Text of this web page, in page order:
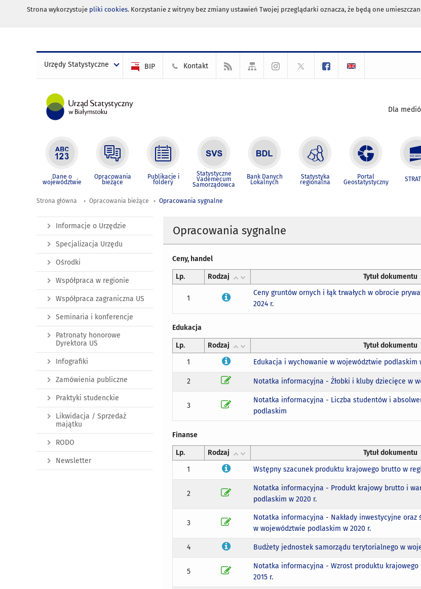
Strona wykorzystuje pliki cookies. Korzystanie z witryny bez zmiany ustawień Twojej przeglądarki oznacza, że będą one
Urzędy Statystyczne BIP Kontakt
Dla
Dane o
województwie
Opracowania
bieżące
Publikacje i
foldery
Statystyczne
Vademecum
Samorządowca
Bank Danych
Lokalnych
Statystyka
regionalna
Portal
Geostatystyczny
Strona główna Opracowania bieżące Opracowania sygnalne
Opracowania sygnalne
Ceny, handel
Lp. Rodzaj Tytuł dokumentu
1
Ceny gruntów ornych i łąk trwałych w obrocie
2024 r.
Edukacja
Lp. Rodzaj Tytuł dokumentu
1
Edukacja i wychowanie w województwie podlaskim
2 Notatka informacyjna - Żłobki i kluby dziecięce w
3
Notatka informacyjna - Liczba studentów i
podlaskim
Finanse
Lp. Rodzaj Tytuł dokumentu
1
Wstępny szacunek produktu krajowego brutto w
2
Notatka informacyjna - Produkt krajowy brutto i
podlaskim w 2020 r.
3
Notatka informacyjna - Nakłady inwestycyjne oraz
w województwie podlaskim w 2020 r.
4 Budżety jednostek samorządu terytorialnego w
5
Notatka informacyjna - Wzrost produktu
2015 r.
Informacje o Urzędzie
Specjalizacja Urzędu
Ośrodki
Współpraca w regionie
Współpraca zagraniczna US
Seminaria i konferencje
Patronaty honorowe
Dyrektora US
Infografiki
Zamówienia publiczne
Praktyki studenckie
Likwidacja / Sprzedaż
majątku
RODO
Newsletter